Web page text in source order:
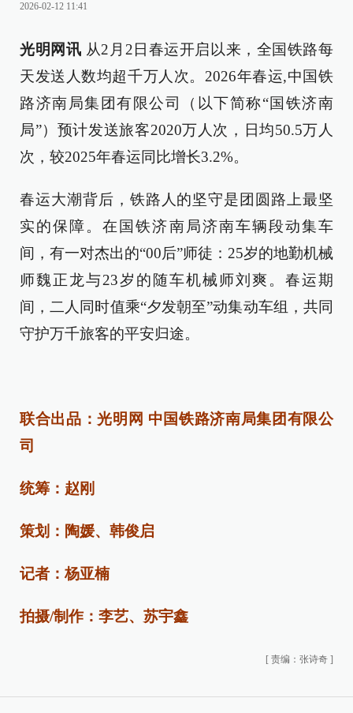
2026-02-12 11:41
光明网讯 从2月2日春运开启以来，全国铁路每
天发送人数均超千万人次。2026年春运,中国铁
路济南局集团有限公司（以下简称“国铁济南
局”）预计发送旅客2020万人次，日均50.5万人
次，较2025年春运同比增长3.2%。
春运大潮背后，铁路人的坚守是团圆路上最坚
实的保障。在国铁济南局济南车辆段动集车
间，有一对杰出的“00后”师徒：25岁的地勤机械
师魏正龙与23岁的随车机械师刘爽。春运期
间，二人同时值乘“夕发朝至”动集动车组，共同
守护万千旅客的平安归途。
联合出品：光明网 中国铁路济南局集团有限公
司
统筹：赵刚
策划：陶媛、韩俊启
记者：杨亚楠
拍摄/制作：李艺、苏宇鑫
[ 责编：张诗奇 ]